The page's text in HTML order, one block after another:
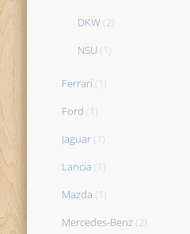
DKW (2)
NSU (1)
Ferrari (1)
Ford (1)
Jaguar (1)
Lancia (1)
Mazda (1)
Mercedes-Benz (2)